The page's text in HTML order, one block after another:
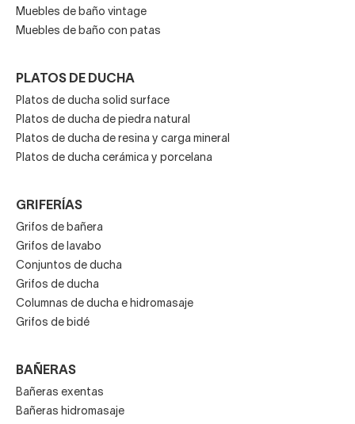
Muebles de baño vintage
Muebles de baño con patas
PLATOS DE DUCHA
Platos de ducha solid surface
Platos de ducha de piedra natural
Platos de ducha de resina y carga mineral
Platos de ducha cerámica y porcelana
GRIFERÍAS
Grifos de bañera
Grifos de lavabo
Conjuntos de ducha
Grifos de ducha
Columnas de ducha e hidromasaje
Grifos de bidé
BAÑERAS
Bañeras exentas
Bañeras hidromasaje